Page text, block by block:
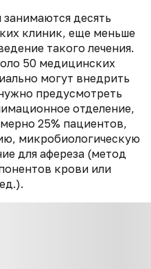
десять
клиник, еще меньше
такого лечения.
50 медицинских
могут внедрить
предусмотреть
отделение,
25% пациентов,
микробиологическую
для афереза (метод
крови или
.